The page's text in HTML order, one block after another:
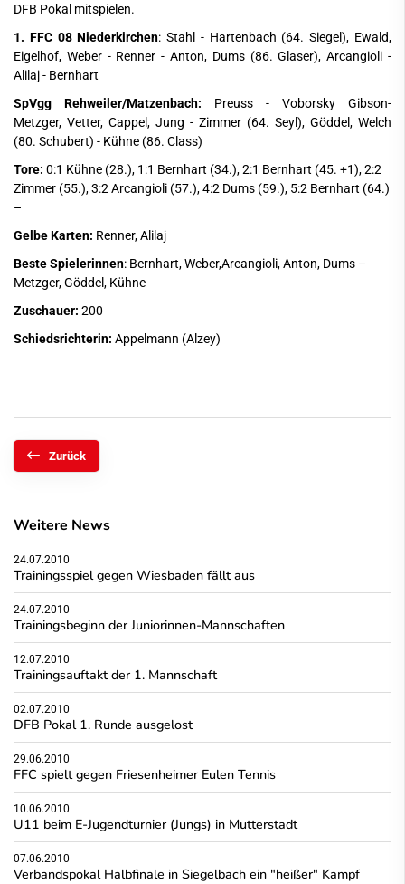
DFB Pokal mitspielen.
1. FFC 08 Niederkirchen: Stahl - Hartenbach (64. Siegel), Ewald,
Eigelhof, Weber - Renner - Anton, Dums (86. Glaser), Arcangioli -
Alilaj - Bernhart
SpVgg Rehweiler/Matzenbach: Preuss - Voborsky Gibson-
Metzger, Vetter, Cappel, Jung - Zimmer (64. Seyl), Göddel, Welch
(80. Schubert) - Kühne (86. Class)
Tore: 0:1 Kühne (28.), 1:1 Bernhart (34.), 2:1 Bernhart (45. +1), 2:2
Zimmer (55.), 3:2 Arcangioli (57.), 4:2 Dums (59.), 5:2 Bernhart (64.)
–
Gelbe Karten: Renner, Alilaj
Beste Spielerinnen: Bernhart, Weber,Arcangioli, Anton, Dums –
Metzger, Göddel, Kühne
Zuschauer: 200
Schiedsrichterin: Appelmann (Alzey)
Zurück
Weitere News
24.07.2010
Trainingsspiel gegen Wiesbaden fällt aus
24.07.2010
Trainingsbeginn der Juniorinnen-Mannschaften
12.07.2010
Trainingsauftakt der 1. Mannschaft
02.07.2010
DFB Pokal 1. Runde ausgelost
29.06.2010
FFC spielt gegen Friesenheimer Eulen Tennis
10.06.2010
U11 beim E-Jugendturnier (Jungs) in Mutterstadt
07.06.2010
Verbandspokal Halbfinale in Siegelbach ein "heißer" Kampf